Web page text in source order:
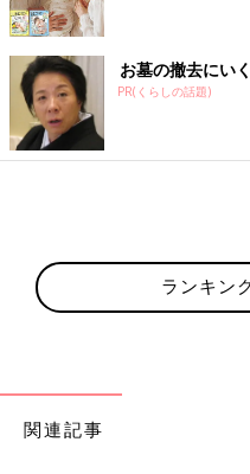
お墓の撤去にい
PR(くらしの話題)
ランキン
関連記事